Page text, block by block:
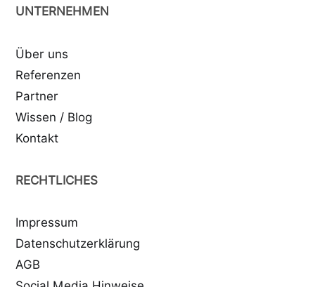
UNTERNEHMEN
Über uns
Referenzen
Partner
Wissen / Blog
Kontakt
RECHTLICHES
Impressum
Datenschutzerklärung
AGB